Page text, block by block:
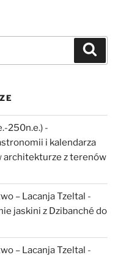
250n.e.) -
i kalendarza
architekturze z terenów
– Lacanja Tzeltal -
jaskini z Dzibanché do
– Lacanja Tzeltal -